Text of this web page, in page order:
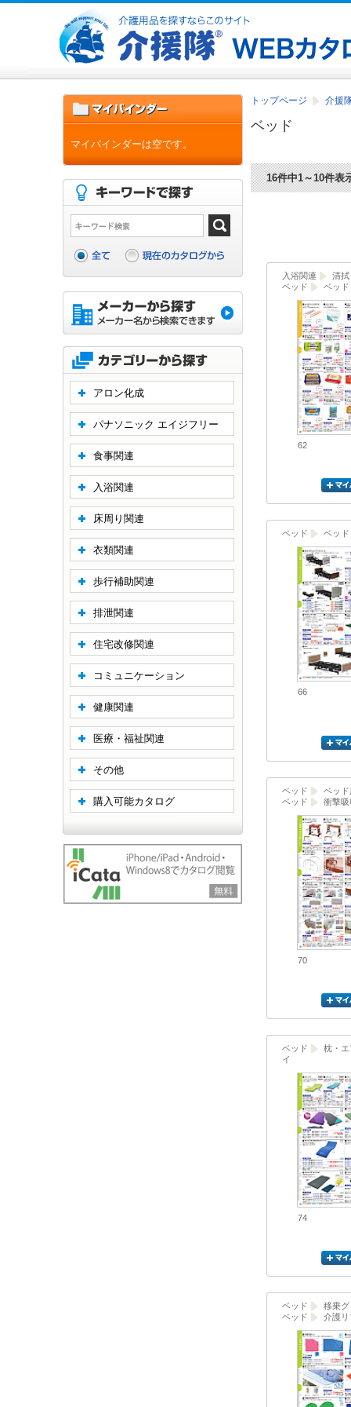
トップページ 介援
ベッド
16件中1～10件表
入浴関連
清拭
ベッド
ベッド
62
ベッド ベッ
66
ベッド
ベッ
ベッド
衝撃
70
ベッド
枕・
イ
74
ベッド
移乗
ベッド
介護リ
マイバインダーは空です。
アロン化成
パナソニック エイジフリー
食事関連
入浴関連
床周り関連
衣類関連
歩行補助関連
排泄関連
住宅改修関連
コミュニケーション
健康関連
医療・福祉関連
その他
購入可能カタログ